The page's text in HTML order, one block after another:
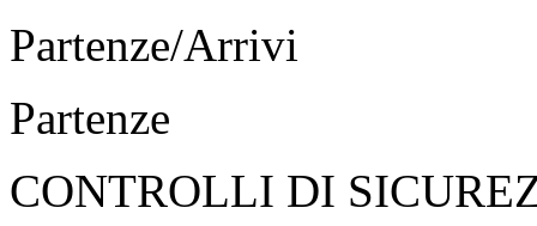
Partenze/Arrivi
Partenze
CONTROLLI DI